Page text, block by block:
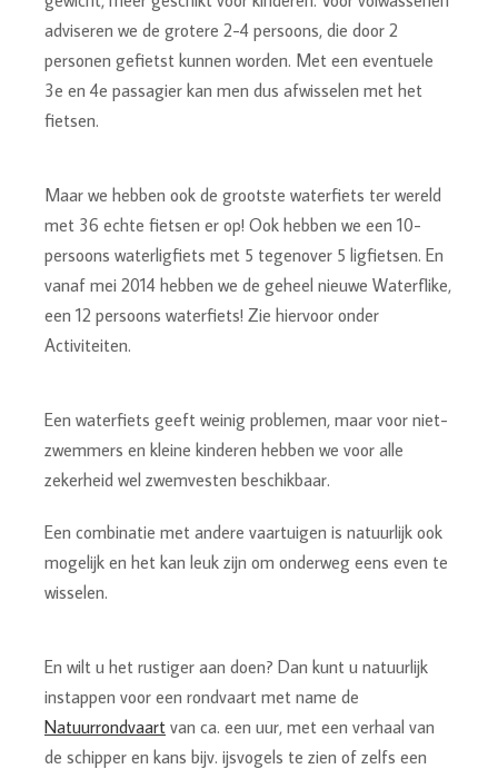
adviseren we de grotere 2-4 persoons, die door 2
personen gefietst kunnen worden. Met een eventuele
3e en 4e passagier kan men dus afwisselen met het
fietsen.
Maar we hebben ook de grootste waterfiets ter wereld
met 36 echte fietsen er op! Ook hebben we een 10-
persoons waterligfiets met 5 tegenover 5 ligfietsen. En
vanaf mei 2014 hebben we de geheel nieuwe Waterflike,
een 12 persoons waterfiets! Zie hiervoor onder
Activiteiten.
Een waterfiets geeft weinig problemen, maar voor niet-
zwemmers en kleine kinderen hebben we voor alle
zekerheid wel zwemvesten beschikbaar.
Een combinatie met andere vaartuigen is natuurlijk ook
mogelijk en het kan leuk zijn om onderweg eens even te
wisselen.
En wilt u het rustiger aan doen? Dan kunt u natuurlijk
instappen voor een rondvaart met name de
Natuurrondvaart van ca. een uur, met een verhaal van
de schipper en kans bijv. ijsvogels te zien of zelfs een